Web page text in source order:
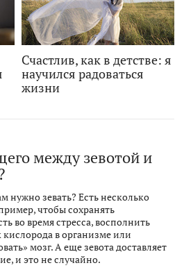
Счастлив, как в детстве: я
научился радоваться
жизни
между зевотой и
нужно зевать? Есть несколько
чтобы сохранять
во время стресса, восполнить
кислорода в организме или
мозг. А еще зевота доставляет
и это не случайно.